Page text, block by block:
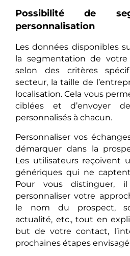
Possibilité de
personnalisation
Les données disponibles
la segmentation de
selon des critères
secteur, la taille de
localisation. Cela vous
ciblées et d’envoyer
personnalisés à chacun.
Personnaliser vos
démarquer dans la
Les utilisateurs reçoivent
génériques qui ne
Pour vous distinguer,
personnaliser votre
le nom du prospect,
actualité, etc., tout en
but de votre contact,
prochaines étapes